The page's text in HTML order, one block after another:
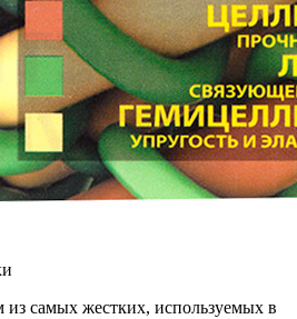
из самых жестких, используемых в